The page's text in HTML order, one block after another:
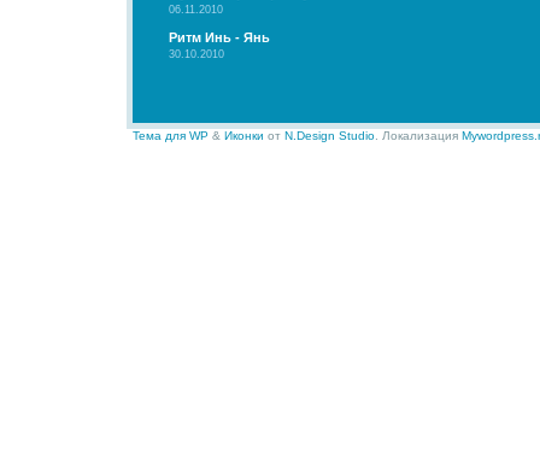
06.11.2010
Ритм Инь - Янь
30.10.2010
Тема для WP & Иконки от N.Design Studio . Локализация